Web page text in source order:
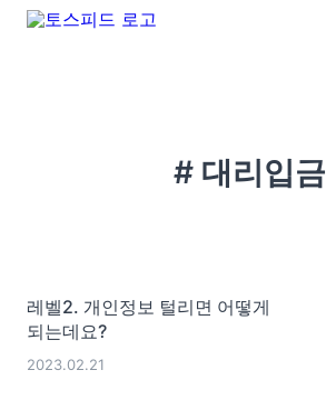
# 대리입금
레벨2. 개인정보 털리면 어떻게
되는데요?
2023.02.21